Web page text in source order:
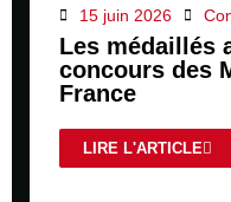
15 juin 2026
Les médaillés
concours des
France
LIRE L'ARTICLE